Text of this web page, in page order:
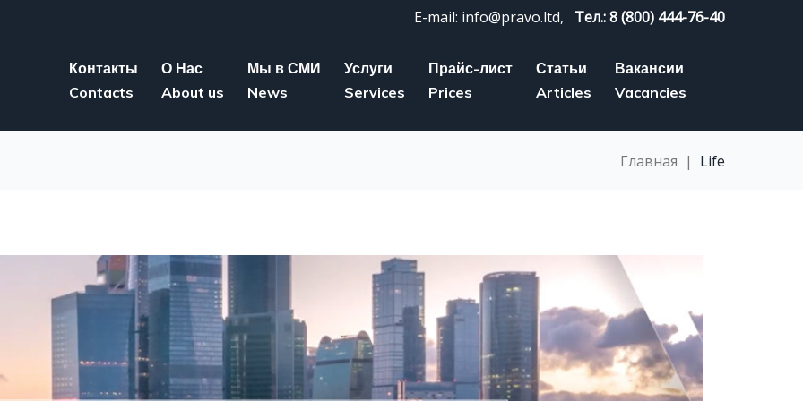
E-mail: info@pravo.ltd, Тел.: 8 (800) 444-76-40
Контакты
Contacts
О Нас
About us
Мы в СМИ
News
Услуги
Services
Прайс-лист
Prices
Статьи
Articles
Вакансии
Vacancies
Главная | Life